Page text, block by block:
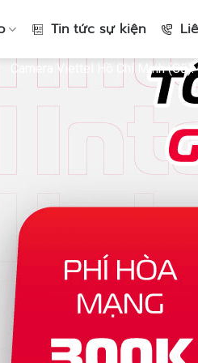
Tin tức sự kiện
Camera Viettel Hồ Chí Minh